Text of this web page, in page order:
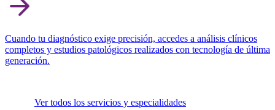
Cuando tu diagnóstico exige precisión, accedes a análisis clínicos
completos y estudios patológicos realizados con tecnología de última
generación.
Ver todos los servicios y especialidades